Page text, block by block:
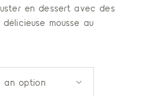
en dessert avec des
mousse au
an option